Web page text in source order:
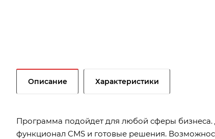
Описание Характеристики
Программа подойдет для любой сферы бизнеса.
функционал CMS и готовые решения.